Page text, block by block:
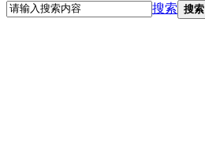
搜索 搜索